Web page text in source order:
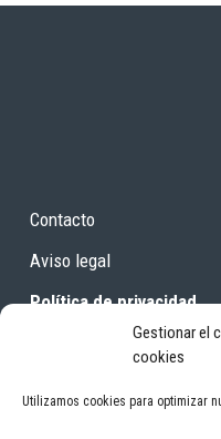
Gestionar el
cookies
Utilizamos cookies para optimizar
Contacto
Aviso legal
Política de privacidad